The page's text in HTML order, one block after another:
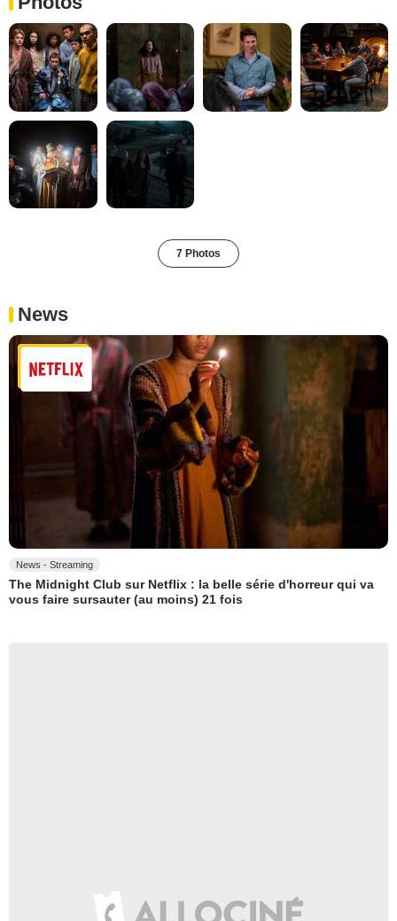
7 Photos
News
News - Streaming
The Midnight Club sur Netflix : la belle série d'horreur qui va
vous faire sursauter (au moins) 21 fois